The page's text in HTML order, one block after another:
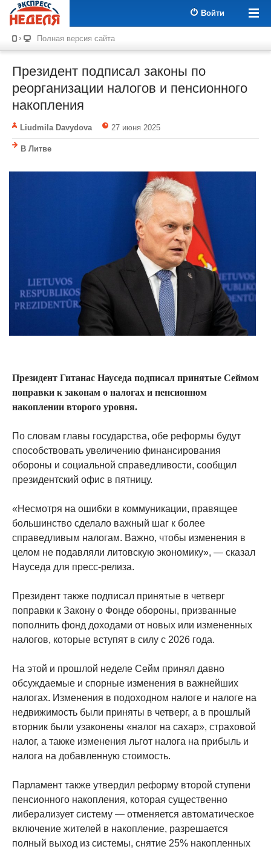
Войти
Полная версия сайта
Президент подписал законы по
реорганизации налогов и пенсионного
накопления
Liudmila Davydova 27 июня 2025
В Литве
Президент Гитанас Науседа подписал принятые Сеймом
поправки к законам о налогах и пенсионном
накоплении второго уровня.
По словам главы государства, обе реформы будут
способствовать увеличению финансирования
обороны и социальной справедливости, сообщил
президентский офис в пятницу.
«Несмотря на ошибки в коммуникации, правящее
большинство сделало важный шаг к более
справедливым налогам. Важно, чтобы изменения в
целом не подавляли литовскую экономику», — сказал
Науседа для пресс-релиза.
Президент также подписал принятые в четверг
поправки к Закону о Фонде обороны, призванные
пополнить фонд доходами от новых или измененных
налогов, которые вступят в силу с 2026 года.
На этой и прошлой неделе Сейм принял давно
обсуждаемые и спорные изменения в важнейших
налогах. Изменения в подоходном налоге и налоге на
недвижимость были приняты в четверг, а в прошлый
вторник были узаконены «налог на сахар», страховой
налог, а также изменения льгот налога на прибыль и
налога на добавленную стоимость.
Парламент также утвердил реформу второй ступени
пенсионного накопления, которая существенно
либерализует систему — отменяется автоматическое
включение жителей в накопление, разрешается
полный выход из системы, снятие 25% накопленных